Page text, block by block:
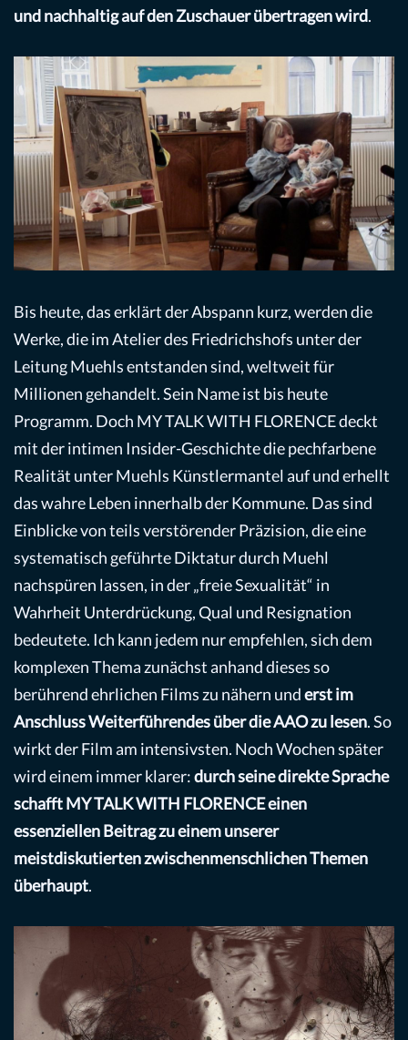
und nachhaltig auf den Zuschauer übertragen wird.
Bis heute, das erklärt der Abspann kurz, werden die
Werke, die im Atelier des Friedrichshofs unter der
Leitung Muehls entstanden sind, weltweit für
Millionen gehandelt. Sein Name ist bis heute
Programm. Doch MY TALK WITH FLORENCE deckt
mit der intimen Insider-Geschichte die pechfarbene
Realität unter Muehls Künstlermantel auf und erhellt
das wahre Leben innerhalb der Kommune. Das sind
Einblicke von teils verstörender Präzision, die eine
systematisch geführte Diktatur durch Muehl
nachspüren lassen, in der „freie Sexualität“ in
Wahrheit Unterdrückung, Qual und Resignation
bedeutete. Ich kann jedem nur empfehlen, sich dem
komplexen Thema zunächst anhand dieses so
berührend ehrlichen Films zu nähern underst im
Anschluss Weiterführendes über die AAO zu lesen. So
wirkt der Film am intensivsten. Noch Wochen später
wird einem immer klarer:durch seine direkte Sprache
schafft MY TALK WITH FLORENCE einen
essenziellen Beitrag zu einem unserer
meistdiskutierten zwischenmenschlichen Themen
überhaupt.